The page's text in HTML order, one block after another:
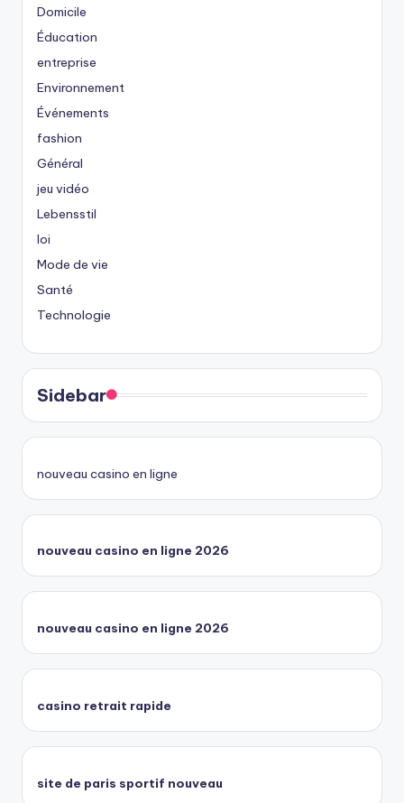
Domicile
Éducation
entreprise
Environnement
Événements
fashion
Général
jeu vidéo
Lebensstil
loi
Mode de vie
Santé
Technologie
Sidebar
nouveau casino en ligne
nouveau casino en ligne 2026
nouveau casino en ligne 2026
casino retrait rapide
site de paris sportif nouveau